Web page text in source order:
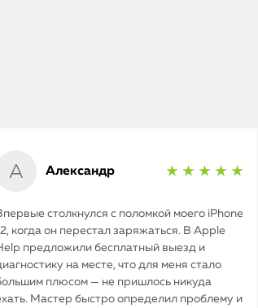
Александр ★ ★ ★ ★ ★
столкнулся с поломкой моего iPhone
когда он перестал заряжаться. В Apple
предложили бесплатный выезд и
на месте, что для меня стало
плюсом — не пришлось никуда
Мастер быстро определил проблему и